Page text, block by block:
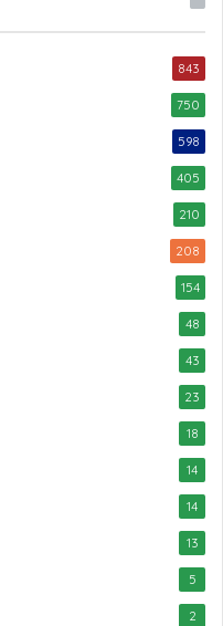
843
750
598
405
210
208
154
48
43
23
18
14
14
13
5
2